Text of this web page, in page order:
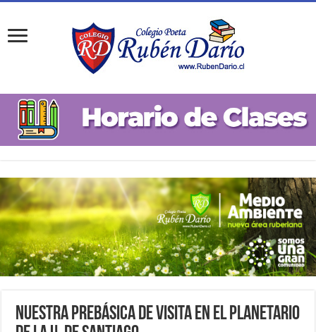
Nuestra PreBásica de visita en el Planetario